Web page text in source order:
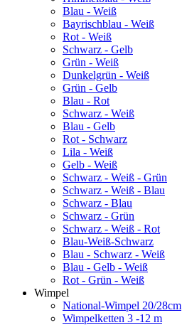
Blau - Weiß
Bayrischblau - Weiß
Rot - Weiß
Schwarz - Gelb
Grün - Weiß
Dunkelgrün - Weiß
Grün - Gelb
Blau - Rot
Schwarz - Weiß
Blau - Gelb
Rot - Schwarz
Lila - Weiß
Gelb - Weiß
Schwarz - Weiß - Grün
Schwarz - Weiß - Blau
Schwarz - Blau
Schwarz - Grün
Schwarz - Weiß - Rot
Blau-Weiß-Schwarz
Blau - Schwarz - Weiß
Blau - Gelb - Weiß
Rot - Grün - Weiß
Wimpel
National-Wimpel 20/28cm
Wimpelketten 3 -12 m